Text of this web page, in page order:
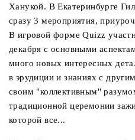
Ханукой. В Екатеринбурге
сразу 3 мероприятия,
В игровой форме Quizz
декабря с основными
много новых интересных
в эрудиции и знаниях с
своим "коллективным"
традиционной церемонии
которой все...